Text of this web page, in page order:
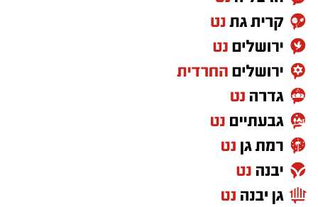
בואו אם כן נלמד כיצד התורה מגדירה את האדם
ה'נזקק' בהקשר של מצוות ה'צדקה' הנאמרת
בפרשת השבוע וכך נאמר: "כי יהיה בך אביון..." מה
פשר המונח 'בך' אביון?.
וכי האביון הוא בי הרי האביון הוא זולתי? אלא
איזהו אביון שהוא 'בך' כלומר, שהוא תלוי בך בלבד,
שעיניו נשואות רק אליך, שהוא הכי קרוב אליך, זהו
בן הזוג שלך! והתורה ממשיכה: "לא תאמץ את
לבבך... כי פתח תפתח את ידך לו והעבט תעביטנו
די מחסורו אשר יחסר לו".